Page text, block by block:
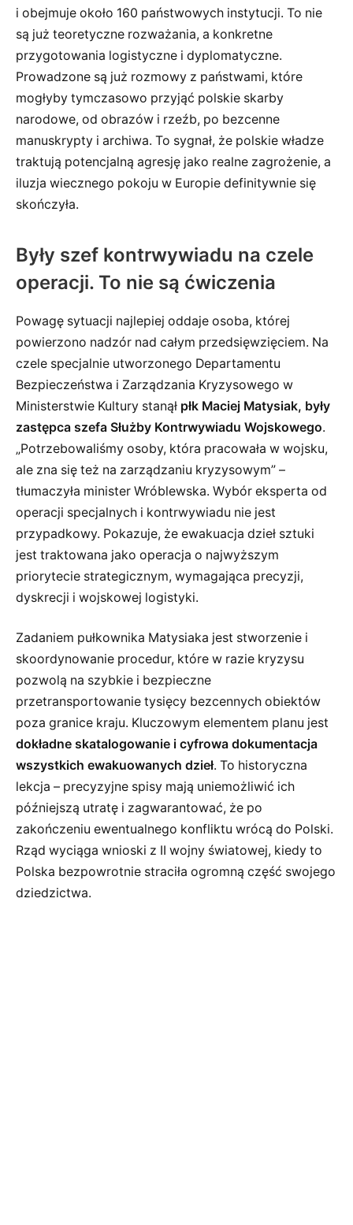
i obejmuje około 160 państwowych instytucji. To nie
są już teoretyczne rozważania, a konkretne
przygotowania logistyczne i dyplomatyczne.
Prowadzone są już rozmowy z państwami, które
mogłyby tymczasowo przyjąć polskie skarby
narodowe, od obrazów i rzeźb, po bezcenne
manuskrypty i archiwa. To sygnał, że polskie władze
traktują potencjalną agresję jako realne zagrożenie, a
iluzja wiecznego pokoju w Europie definitywnie się
skończyła.
Były szef kontrwywiadu na czele
operacji. To nie są ćwiczenia
Powagę sytuacji najlepiej oddaje osoba, której
powierzono nadzór nad całym przedsięwzięciem. Na
czele specjalnie utworzonego Departamentu
Bezpieczeństwa i Zarządzania Kryzysowego w
Ministerstwie Kultury stanął płk Maciej Matysiak, były
zastępca szefa Służby Kontrwywiadu Wojskowego.
„Potrzebowaliśmy osoby, która pracowała w wojsku,
ale zna się też na zarządzaniu kryzysowym” –
tłumaczyła minister Wróblewska. Wybór eksperta od
operacji specjalnych i kontrwywiadu nie jest
przypadkowy. Pokazuje, że ewakuacja dzieł sztuki
jest traktowana jako operacja o najwyższym
priorytecie strategicznym, wymagająca precyzji,
dyskrecji i wojskowej logistyki.
Zadaniem pułkownika Matysiaka jest stworzenie i
skoordynowanie procedur, które w razie kryzysu
pozwolą na szybkie i bezpieczne
przetransportowanie tysięcy bezcennych obiektów
poza granice kraju. Kluczowym elementem planu jest
dokładne skatalogowanie i cyfrowa dokumentacja
wszystkich ewakuowanych dzieł. To historyczna
lekcja – precyzyjne spisy mają uniemożliwić ich
późniejszą utratę i zagwarantować, że po
zakończeniu ewentualnego konfliktu wrócą do Polski.
Rząd wyciąga wnioski z II wojny światowej, kiedy to
Polska bezpowrotnie straciła ogromną część swojego
dziedzictwa.